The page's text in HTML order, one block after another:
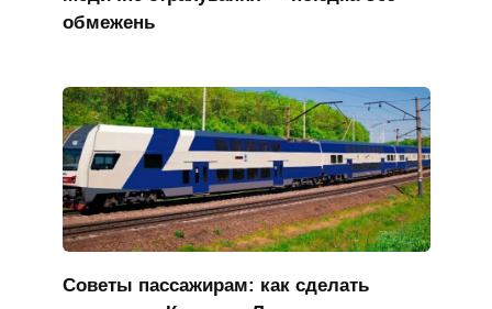
обмежень
Советы пассажирам: как сделать